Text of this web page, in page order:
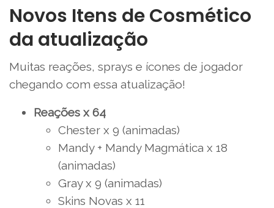
Novos Itens de Cosmético
da atualização
Muitas reações, sprays e ícones de jogador
chegando com essa atualização!
Reações x 64
Chester x 9 (animadas)
Mandy + Mandy Magmática x 18
(animadas)
Gray x 9 (animadas)
Skins Novas x 11